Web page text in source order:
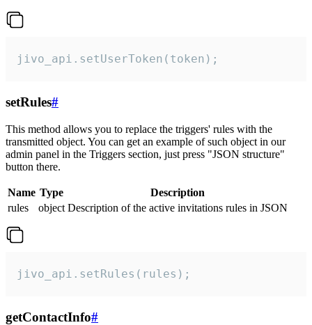
jivo_api.setUserToken(token);
setRules#
This method allows you to replace the triggers' rules with the
transmitted object. You can get an example of such object in our
admin panel in the Triggers section, just press "JSON structure"
button there.
Name Type
Description
rules
object Description of the active invitations rules in JSON
jivo_api.setRules(rules);
getContactInfo#